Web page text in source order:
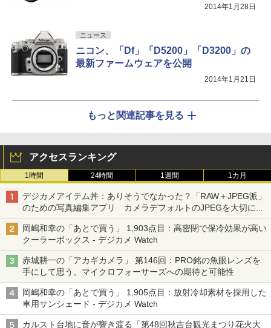
2014年1月28日
ニュース
ニコン、「Df」「D5200」「D3200」の
最新ファームウェアを公開
2014年1月21日
もっと関連記事を見る
アクセスランキング
1時間 24時間 1週間 1カ月
デジカメアイテム丼：ありそうでなかった？「RAW＋JPEG派」
のための写真編集アプリ カメラデフォルトのJPEGを大切にす
る「Filmator」
岡嶋和幸の「あとで買う」 1,903点目：高密閉で保冷効果が高い
クーラーボックス - デジカメ Watch
赤城耕一の「アカギカメラ」 第146回：PRO銘の魚眼レンズを
手にして思う、マイクロフォーサーズへの期待と可能性
岡嶋和幸の「あとで買う」 1,905点目：放射冷却素材を採用した
車用サンシェード - デジカメ Watch
カルスト台地に音が響き渡る「第48回秋吉台観光まつり花火大